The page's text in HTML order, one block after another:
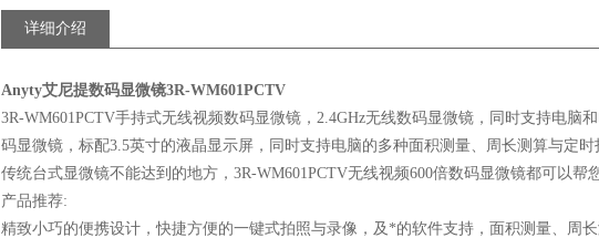
详细介绍
Anyty艾尼提数码显微镜3R-WM601PCTV
3R-WM601PCTV手持式无线视频数码显微镜，2.4GHz无线数码显微镜，同时支持电脑
码显微镜，标配3.5英寸的液晶显示屏，同时支持电脑的多种面积测量、周长测算与定
传统台式显微镜不能达到的地方，3R-WM601PCTV无线视频600倍数码显微镜都可以帮
产品推荐:
精致小巧的便携设计，快捷方便的一键式拍照与录像，及*的软件支持，面积测量、周